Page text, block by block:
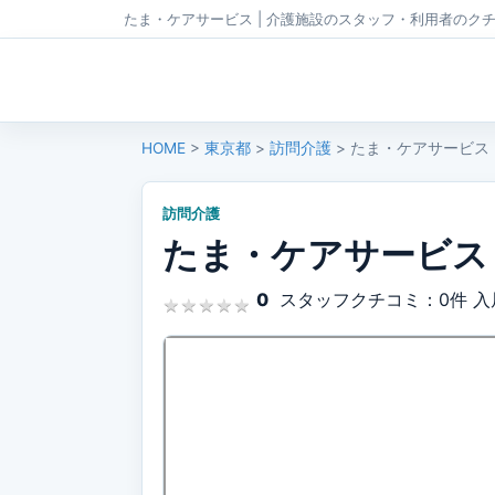
たま・ケアサービス | 介護施設のスタッフ・利用者のク
HOME > 東京都 > 訪問介護 > たま・ケアサービス
訪問介護
たま・ケアサービス
★ ★ ★ ★ ★
★ ★ ★ ★ ★ 0 スタッフクチコミ：0件